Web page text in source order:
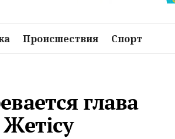
Происшествия Спорт
глава